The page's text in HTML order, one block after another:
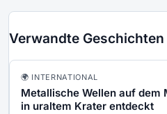
Verwandte Geschichten
🌍 INTERNATIONAL
Metallische Wellen auf dem
in uraltem Krater entdeckt